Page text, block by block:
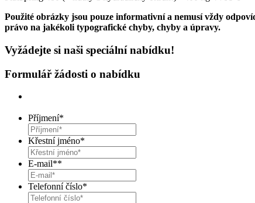
Použité obrázky jsou pouze informativní a nemusí vždy
právo na jakékoli typografické chyby, chyby a úpravy.
Vyžádejte si naši speciální nabídku!
Formulář žádosti o nabídku
Příjmení*
Křestní jméno*
E-mail**
Telefonní číslo*